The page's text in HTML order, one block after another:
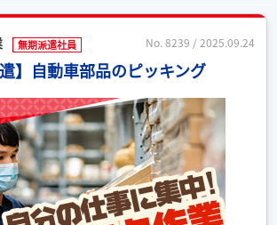
無期派遣社員 No. 8239 / 2025.09.24
】自動車部品のピッキング